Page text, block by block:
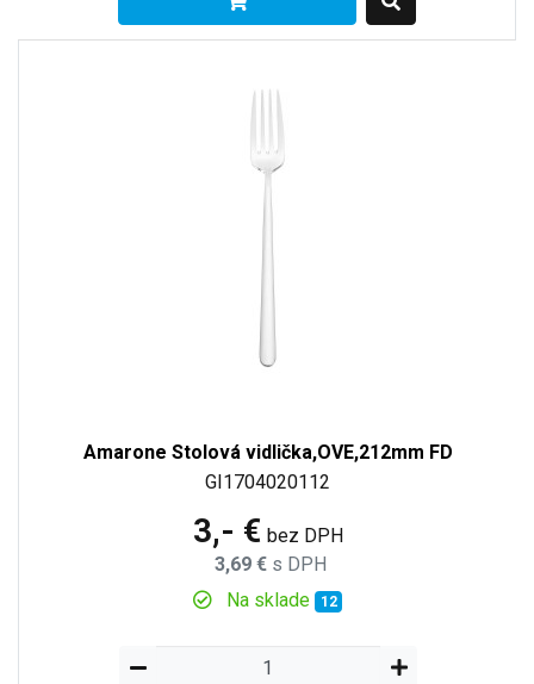
Amarone Stolová vidlička,OVE,212mm FD
GI1704020112
3,- € bez DPH
3,69 € s DPH
Na sklade
12